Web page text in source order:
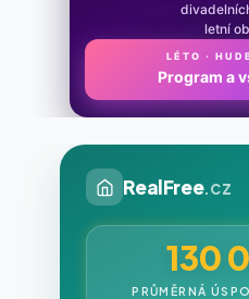
letní
LÉTO ·
Program a
RealFree.cz
130
PRŮMĚRNÁ